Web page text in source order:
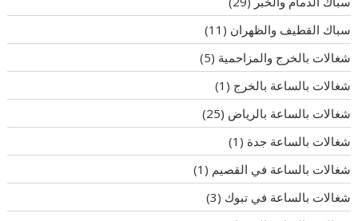
سباك القطيف والظهران (11)
شغالات بالخرج والمزاحمية (5)
شغالات بالساعة بالخرج (1)
شغالات بالساعة بالرياض (25)
شغالات بالساعة جدة (1)
شغالات بالساعة في القصيم (1)
شغالات بالساعة في تبوك (3)